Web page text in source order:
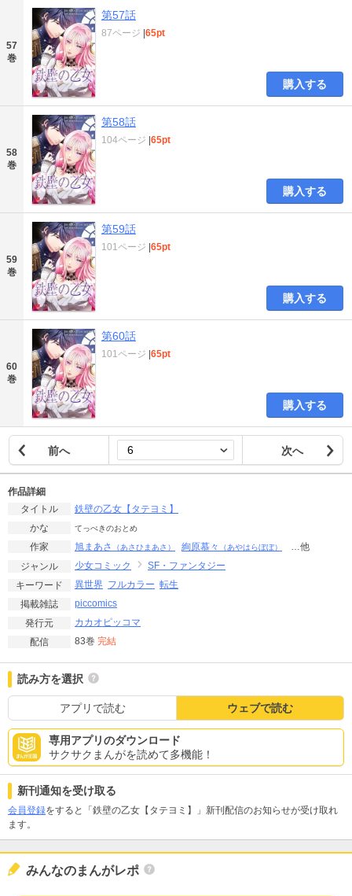
57
巻
第57話
87ページ 65pt
購入する
58
巻
第58話
104ページ 65pt
購入する
59
巻
第59話
101ページ 65pt
購入する
60
巻
第60話
101ページ 65pt
購入する
前へ 次へ
作品詳細
タイトル
鉄壁の乙女【タテヨミ】
かな
てっぺきのおとめ
作家 旭まあさ （あさひまあさ） 絢原慕々 （あやはらぼぼ）
…他
ジャンル
少女コミック
SF・ファンタジー
キーワード
異世界 フルカラー 転生
掲載雑誌
piccomics
発行元
カカオピッコマ
配信
83巻 完結
読み方を選択
アプリで読む ウェブで読む
専用アプリのダウンロード
サクサクまんがを読めて多機能！
新刊通知を受け取る
会員登録をすると「鉄壁の乙女【タテヨミ】」新刊配信のお知らせが受け取れ
ます。
みんなのまんがレポ